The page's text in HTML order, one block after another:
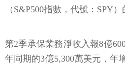
（S&P500指數，代號：SPY）
第2季承保業務淨收入報8億
年同期的3億5,300萬美元，年